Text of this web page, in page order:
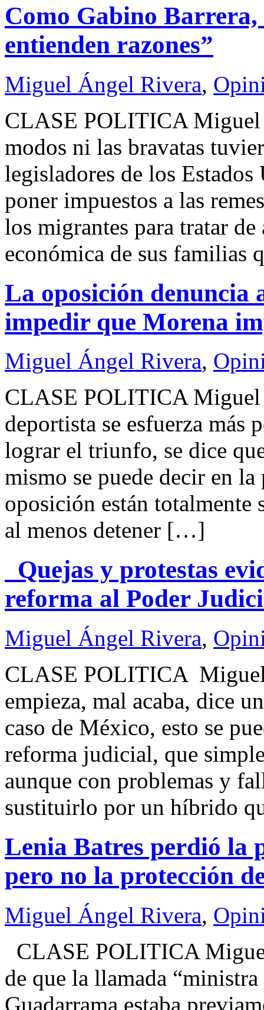
Como Gabino Barrera,
entienden razones”
Miguel Ángel Rivera,
CLASE POLITICA
modos ni las bravatas
legisladores de los
poner impuestos a las
los migrantes para tratar
económica de sus
La oposición denuncia
impedir que Morena
Miguel Ángel Rivera,
CLASE POLITICA
deportista se esfuerza
lograr el triunfo, se dice
mismo se puede decir en
oposición están totalmente
al menos detener […]
Quejas y protestas
reforma al Poder
Miguel Ángel Rivera,
CLASE POLITICA
empieza, mal acaba, dice
caso de México, esto se
reforma judicial, que
aunque con problemas y
sustituirlo por un híbrido
Lenia Batres perdió la
pero no la protección
Miguel Ángel Rivera,
CLASE POLITICA
de que la llamada
Guadarrama estaba